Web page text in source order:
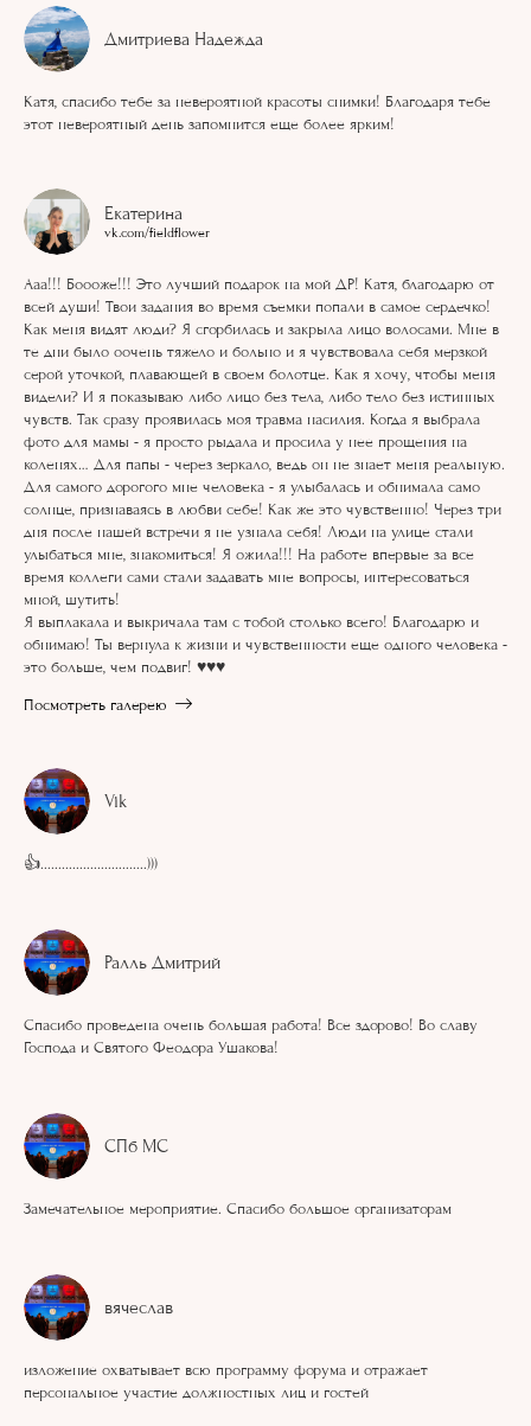
Дмитриева Надежда
Катя, спасибо тебе за невероятной красоты снимки! Благодаря тебе
этот невероятный день запомнится еще более ярким!
Екатерина
vk.com/fieldflower
Ааа!!! Боооже!!! Это лучший подарок на мой ДР! Катя, благодарю от
всей души! Твои задания во время съемки попали в самое сердечко!
Как меня видят люди? Я сгорбилась и закрыла лицо волосами. Мне в
те дни было оочень тяжело и больно и я чувствовала себя мерзкой
серой уточкой, плавающей в своем болотце. Как я хочу, чтобы меня
видели? И я показываю либо лицо без тела, либо тело без истинных
чувств. Так сразу проявилась моя травма насилия. Когда я выбрала
фото для мамы - я просто рыдала и просила у нее прощения на
коленях… Для папы - через зеркало, ведь он не знает меня реальную.
Для самого дорогого мне человека - я улыбалась и обнимала само
солнце, признаваясь в любви себе! Как же это чувственно! Через три
дня после нашей встречи я не узнала себя! Люди на улице стали
улыбаться мне, знакомиться! Я ожила!!! На работе впервые за все
время коллеги сами стали задавать мне вопросы, интересоваться
мной, шутить!
Я выплакала и выкричала там с тобой столько всего! Благодарю и
обнимаю! Ты вернула к жизни и чувственности еще одного человека -
это больше, чем подвиг! ♥️♥️♥️
Посмотреть галерею
Vik
👍..............................)))
Ралль Дмитрий
Спасибо проведена очень большая работа! Все здорово! Во славу
Господа и Святого Феодора Ушакова!
СПб МС
Замечательное мероприятие. Спасибо большое организаторам
вячеслав
изложение охватывает всю программу форума и отражает
персональное участие должностных лиц и гостей